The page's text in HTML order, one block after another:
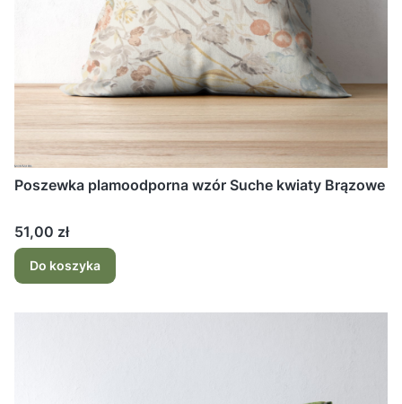
Poszewka plamoodporna wzór Suche kwiaty Brązowe
Cena
51,00 zł
Do koszyka